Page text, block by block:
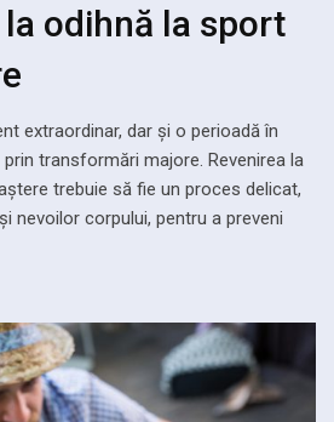
odihnă la sport
extraordinar, dar și o perioadă în
transformări majore. Revenirea la
trebuie să fie un proces delicat,
nevoilor corpului, pentru a preveni